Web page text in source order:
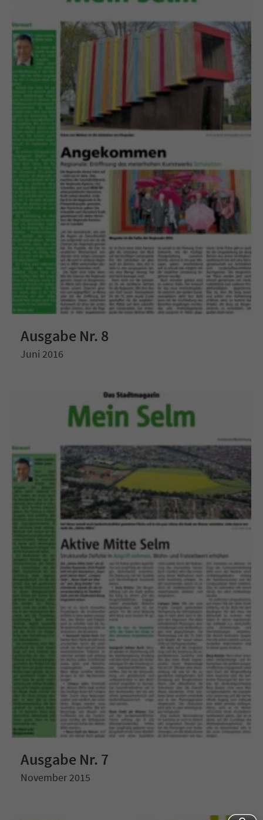
Ausgabe Nr. 8
Juni 2016
Ausgabe Nr. 7
November 2015